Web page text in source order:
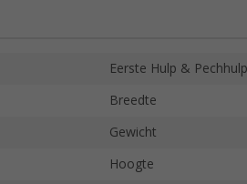
Eerste Hulp &
Breedte
Gewicht
Hoogte